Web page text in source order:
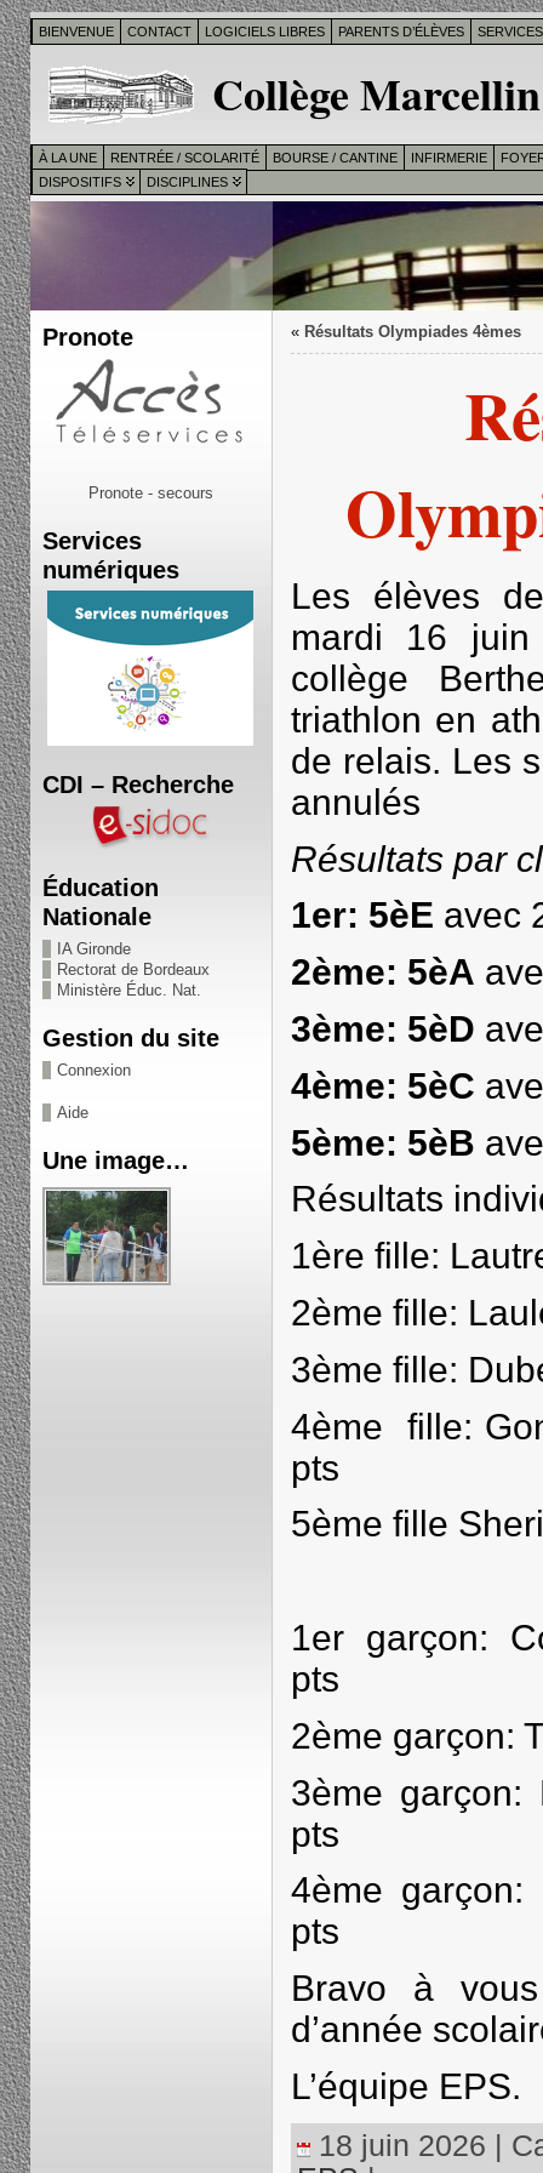
BIENVENUE CONTACT LOGICIELS LIBRES PARENTS D’ÉLÈVES
Collège
À LA UNE RENTRÉE / SCOLARITÉ BOURSE / CANTINE INFIRMERIE
DISPOSITIFS
DISCIPLINES
Pronote
Pronote - secours
Services
numériques
CDI – Recherche
Éducation
Nationale
IA Gironde
Rectorat de Bordeaux
Ministère Éduc. Nat.
Gestion du site
Connexion
Aide
Une image…
« Résultats Olympiades 4èmes
Les élèves
mardi 16
collège
triathlon en
de relais. Les
annulés
Résultats par
1er: 5èE avec
2ème: 5èA
3ème: 5èD
4ème: 5èC
5ème: 5èB
Résultats
1ère fille:
2ème fille:
3ème fille:
4ème fille:
pts
5ème fille
1er garçon:
pts
2ème garçon:
3ème garçon:
pts
4ème garçon:
pts
Bravo à
d’année
L’équipe EPS.
18 juin 2026 |